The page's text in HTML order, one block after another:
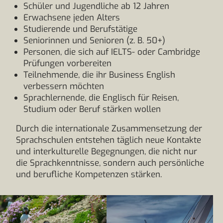
Schüler und Jugendliche ab 12 Jahren
Erwachsene jeden Alters
Studierende und Berufstätige
Seniorinnen und Senioren (z. B. 50+)
Personen, die sich auf IELTS- oder Cambridge
Prüfungen vorbereiten
Teilnehmende, die ihr Business English
verbessern möchten
Sprachlernende, die Englisch für Reisen,
Studium oder Beruf stärken wollen
Durch die internationale Zusammensetzung der
Sprachschulen entstehen täglich neue Kontakte
und interkulturelle Begegnungen, die nicht nur
die Sprachkenntnisse, sondern auch persönliche
und berufliche Kompetenzen stärken.